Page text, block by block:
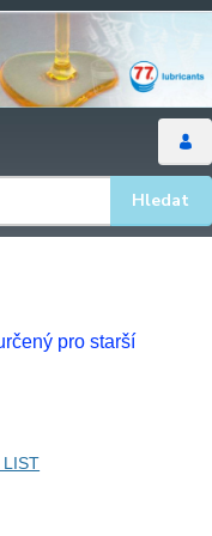
Hledat
pro starší
LIST